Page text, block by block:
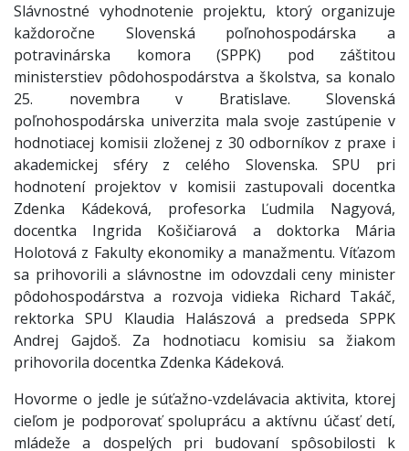
Slávnostné vyhodnotenie projektu, ktorý organizuje
každoročne Slovenská poľnohospodárska a
potravinárska komora (SPPK) pod záštitou
ministerstiev pôdohospodárstva a školstva, sa konalo
25. novembra v Bratislave. Slovenská
poľnohospodárska univerzita mala svoje zastúpenie v
hodnotiacej komisii zloženej z 30 odborníkov z praxe i
akademickej sféry z celého Slovenska. SPU pri
hodnotení projektov v komisii zastupovali docentka
Zdenka Kádeková, profesorka Ľudmila Nagyová,
docentka Ingrida Košičiarová a doktorka Mária
Holotová z Fakulty ekonomiky a manažmentu. Víťazom
sa prihovorili a slávnostne im odovzdali ceny minister
pôdohospodárstva a rozvoja vidieka Richard Takáč,
rektorka SPU Klaudia Halászová a predseda SPPK
Andrej Gajdoš. Za hodnotiacu komisiu sa žiakom
prihovorila docentka Zdenka Kádeková.
Hovorme o jedle je súťažno-vzdelávacia aktivita, ktorej
cieľom je podporovať spoluprácu a aktívnu účasť detí,
mládeže a dospelých pri budovaní spôsobilosti k